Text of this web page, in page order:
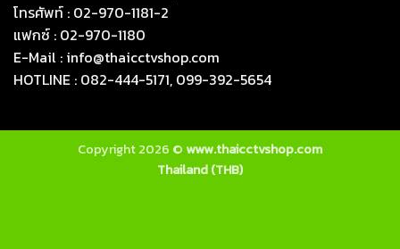
โทรศัพท์ : 02-970-1181-2
แฟกซ์ : 02-970-1180
E-Mail : info@thaicctvshop.com
HOTLINE : 082-444-5171, 099-392-5654
Copyright 2026 © www.thaicctvshop.com
Thailand (THB)